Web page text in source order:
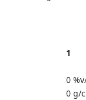
1
0
0 g/